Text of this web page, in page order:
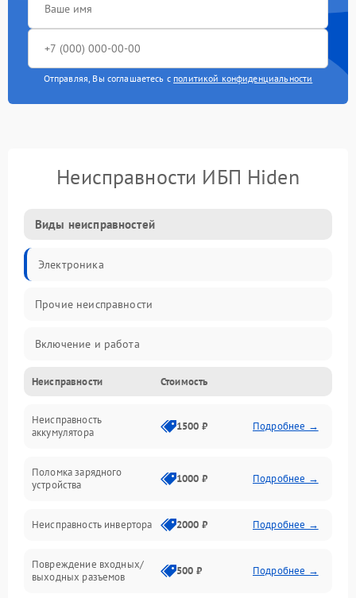
Отправляя, Вы соглашаетесь с политикой конфиденциальности
Неисправности ИБП Hiden
Виды неисправностей
Электроника
Прочие неисправности
Включение и работа
Работа с нагрузкой
Звук и индикация
Механические повреждения
Неисправности Стоимость
Неисправность
аккумулятора
1500 ₽ Подробнее →
Поломка зарядного
устройства
1000 ₽ Подробнее →
Неисправность инвертора 2000 ₽ Подробнее →
Повреждение входных/
выходных разъемов
500 ₽ Подробнее →